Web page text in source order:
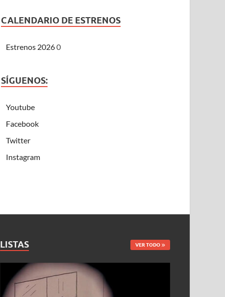
CALENDARIO DE ESTRENOS
Estrenos 20260
SÍGUENOS:
Youtube
Facebook
Twitter
Instagram
LISTAS VER TODO